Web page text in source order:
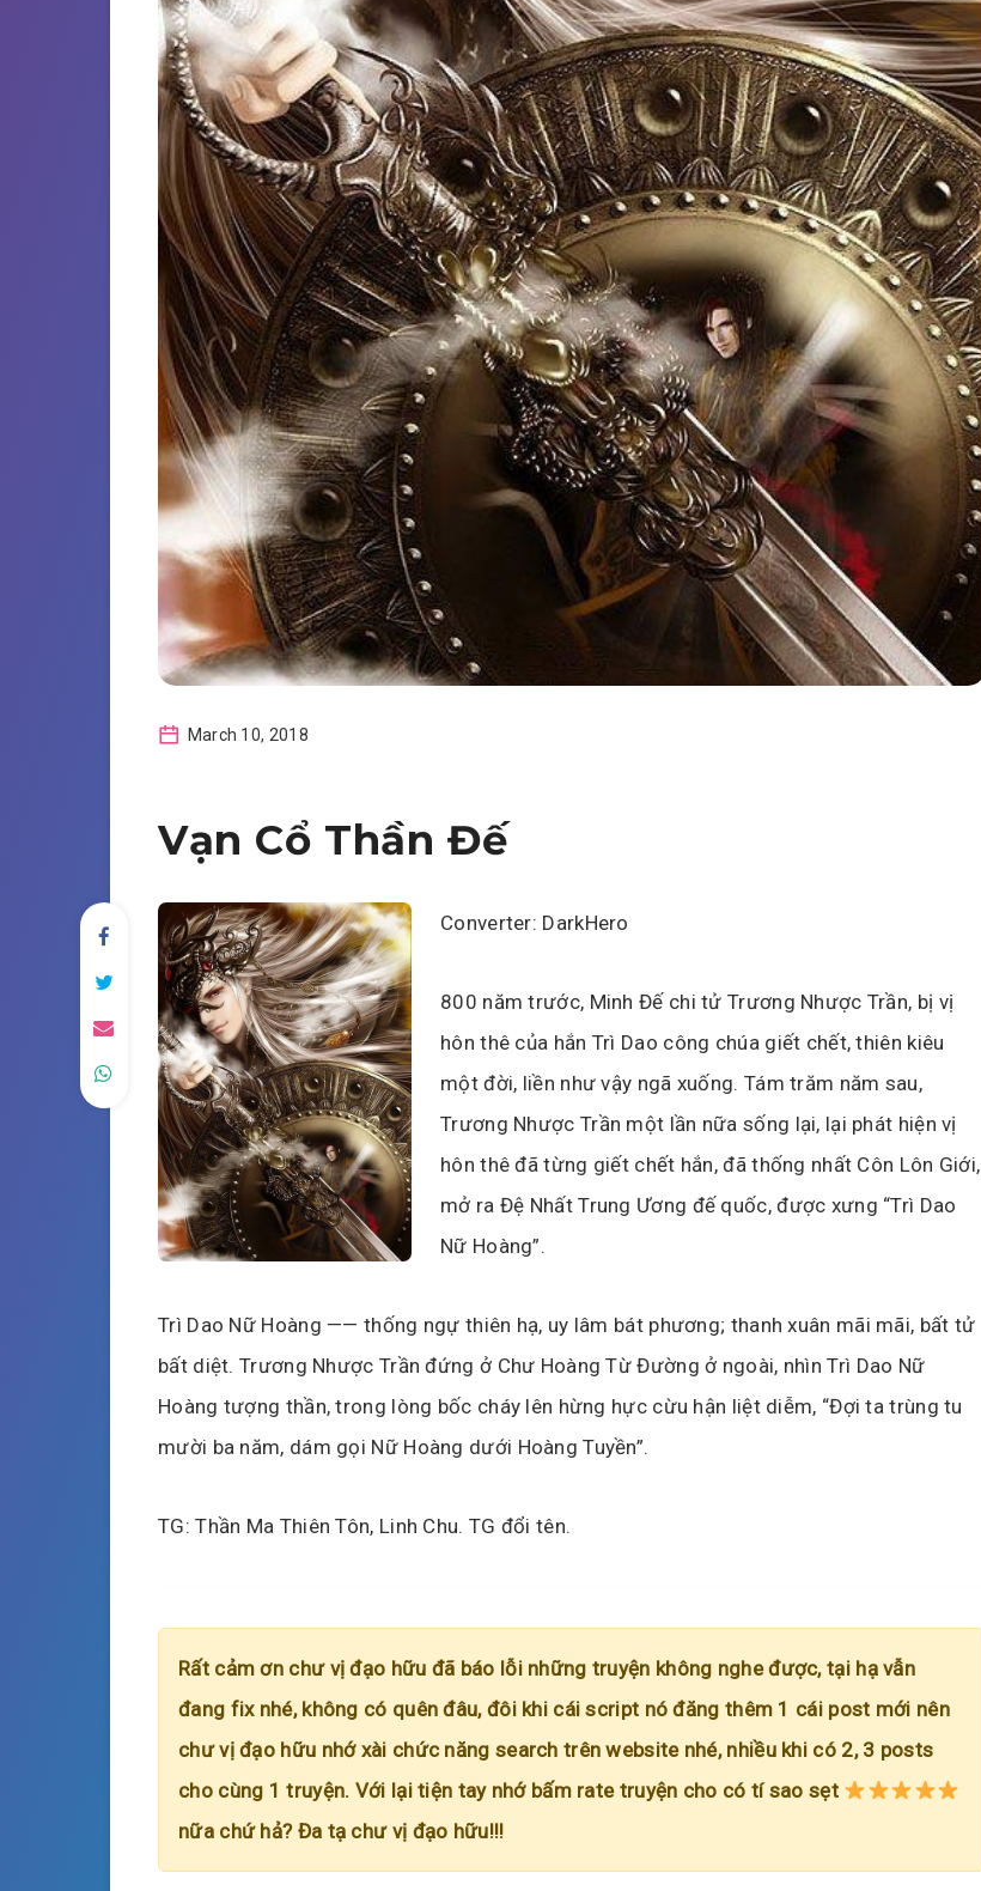
March 10, 2018
Vạn Cổ Thần Đế
Converter: DarkHero
800 năm trước, Minh Đế chi tử Trương Nhược Trần, bị vị
hôn thê của hắn Trì Dao công chúa giết chết, thiên kiêu
một đời, liền như vậy ngã xuống. Tám trăm năm sau,
Trương Nhược Trần một lần nữa sống lại, lại phát hiện vị
hôn thê đã từng giết chết hắn, đã thống nhất Côn Lôn Giới,
mở ra Đệ Nhất Trung Ương đế quốc, được xưng “Trì Dao
Nữ Hoàng”.
Trì Dao Nữ Hoàng —— thống ngự thiên hạ, uy lâm bát phương; thanh xuân mãi mãi, bất tử
bất diệt. Trương Nhược Trần đứng ở Chư Hoàng Từ Đường ở ngoài, nhìn Trì Dao Nữ
Hoàng tượng thần, trong lòng bốc cháy lên hừng hực cừu hận liệt diễm, “Đợi ta trùng tu
mười ba năm, dám gọi Nữ Hoàng dưới Hoàng Tuyền”.
TG: Thần Ma Thiên Tôn, Linh Chu. TG đổi tên.
Rất cảm ơn chư vị đạo hữu đã báo lỗi những truyện không nghe được, tại hạ vẫn
đang fix nhé, không có quên đâu, đôi khi cái script nó đăng thêm 1 cái post mới nên
chư vị đạo hữu nhớ xài chức năng search trên website nhé, nhiều khi có 2, 3 posts
cho cùng 1 truyện. Với lại tiện tay nhớ bấm rate truyện cho có tí sao sẹt
nữa chứ hả? Đa tạ chư vị đạo hữu!!!